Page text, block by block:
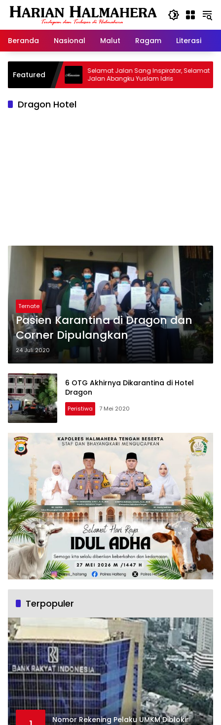
Langsung
Beranda
Nasional Malut Ragam Literasi
Featured
Warisan
Selamat Jalan Sang Inspirator, Selamat
Jalan Abangku Yuslam Idris
Dragon Hotel
Ternate
Pasien Karantina di Dragon dan
Corner Dipulangkan
24 Juli 2020
6 OTG Akhirnya Dikarantina di Hotel
Dragon
Peristiwa 7 Mei 2020
Terpopuler
Nomor Rekening Pelaku UMKM Diblokir